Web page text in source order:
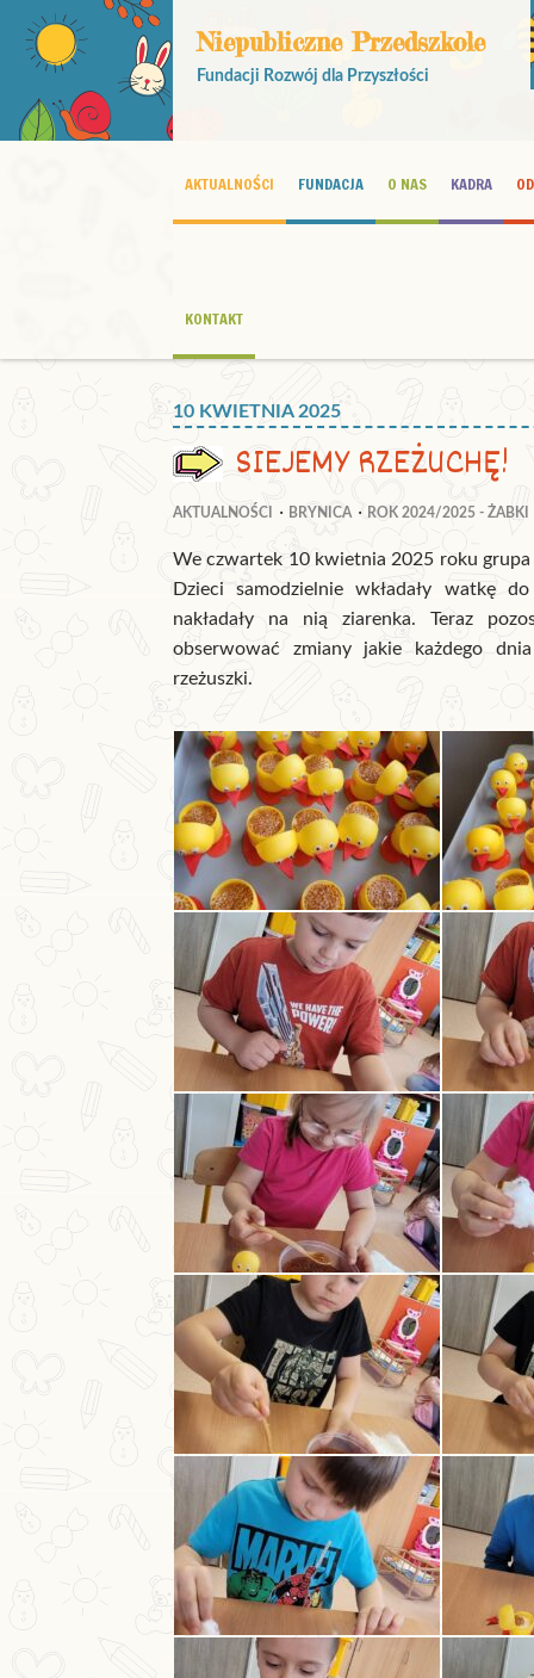
Niepubliczne Przedszkole
Fundacji Rozwój dla Przyszłości
AKTUALNOŚCI FUNDACJA O NAS KADRA
KONTAKT
10 KWIETNIA 2025
SIEJEMY RZEŻUCHĘ!
AKTUALNOŚCI BRYNICA ROK 2024/2025 - ŻABKI
We czwartek 10 kwietnia 2025 roku grupa
Dzieci samodzielnie wkładały watkę
nakładały na nią ziarenka. Teraz
obserwować zmiany jakie każdego
rzeżuszki.